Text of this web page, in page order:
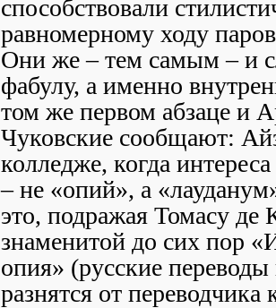
способствовали
равномерному ходу
Они же – тем самым – и
фабулу, а именно
том же первом абзаце и
Чуковские сообщают:
колледже, когда
– не «опий», а
это, подражая Томасу де
знаменитой до сих пор
опия» (русские переводы
разнятся от переводчика